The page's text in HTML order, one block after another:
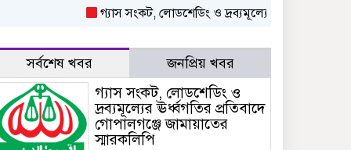
গ্যাস সংকট, লোডশেডিং ও দ্রব্যমূল্যের ঊর্ধ্বগতির প্রতিবাদে
সর্বশেষ খবর জনপ্রিয় খবর
গ্যাস সংকট, লোডশেডিং ও
দ্রব্যমূল্যের ঊর্ধ্বগতির প্রতিবাদে
গোপালগঞ্জে জামায়াতের
স্মারকলিপি